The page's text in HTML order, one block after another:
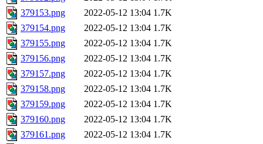
379153.png
2022-05-12 13:04 1.7K
379154.png
2022-05-12 13:04 1.7K
379155.png
2022-05-12 13:04 1.7K
379156.png
2022-05-12 13:04 1.7K
379157.png
2022-05-12 13:04 1.7K
379158.png
2022-05-12 13:04 1.7K
379159.png
2022-05-12 13:04 1.7K
379160.png
2022-05-12 13:04 1.7K
379161.png
2022-05-12 13:04 1.7K